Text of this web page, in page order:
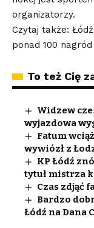
organizatorzy.
Czytaj także:
ponad 100 nagród
To też Cię
Widzew
wyjazdowa
Fatum
wywiózł z
KP Łódź
tytuł mistrza
Czas zdjąć
Bardzo
Łódź na Dana